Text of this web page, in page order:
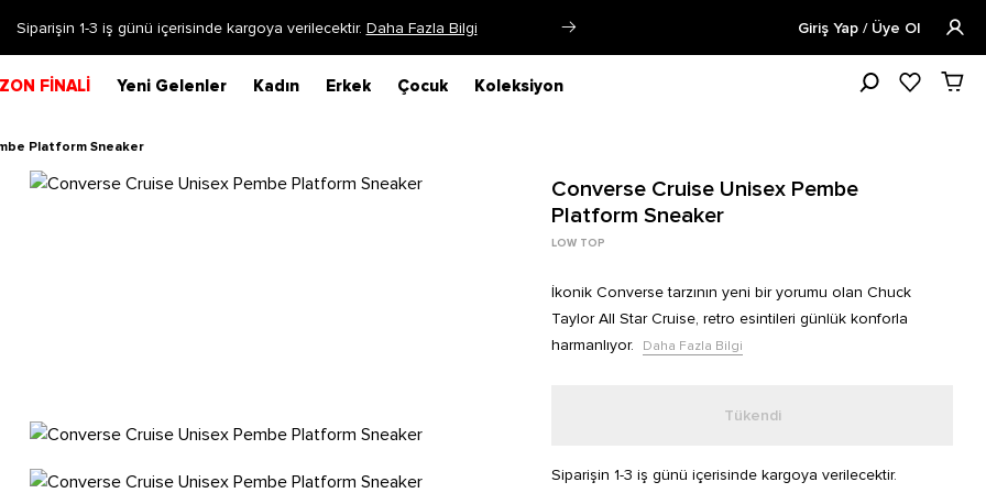
Siparişin 1-3 iş günü içerisinde kargoya verilecektir. Daha Fazla Bilgi Öğrencilere Özel Tüm Ürünlerde
Giriş Yap / Üye Ol
FİNALİ Yeni Gelenler Kadın Erkek Çocuk Koleksiyon
Platform Sneaker
Converse Cruise Unisex Pembe
Platform Sneaker
LOW TOP
İkonik Converse tarzının yeni bir yorumu olan Chuck
Taylor All Star Cruise, retro esintileri günlük konforla
harmanlıyor.
Daha Fazla Bilgi
Tükendi
Siparişin 1-3 iş günü içerisinde kargoya verilecektir.